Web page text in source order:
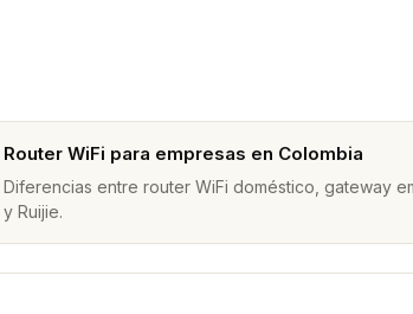
Router WiFi para empresas en Colombia
Diferencias entre router WiFi doméstico, gateway
y Ruijie.